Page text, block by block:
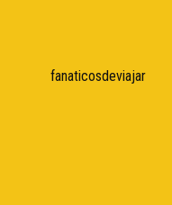
fanaticosdeviajar